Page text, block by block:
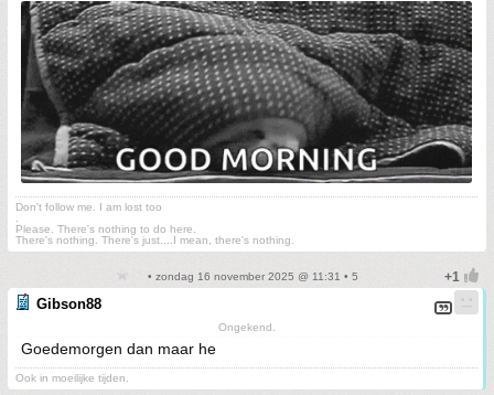
Don't follow me. I am lost too
Please. There's nothing to do here.
There's nothing. There's just....I mean, there's nothing.
• zondag 16 november 2025 @ 11:31 • 5
Gibson88
Ongekend.
Goedemorgen dan maar he
Ook in moeilijke tijden.